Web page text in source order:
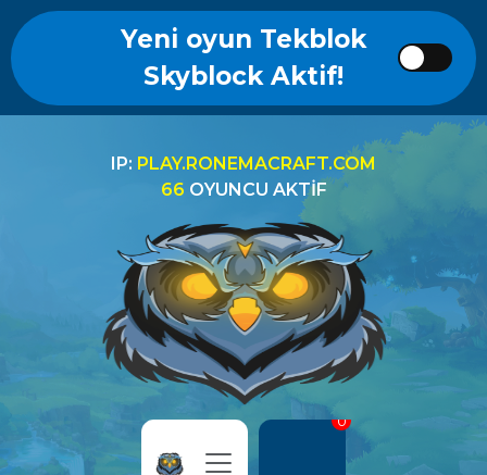
Yeni oyun Tekblok
Skyblock Aktif!
IP: PLAY.RONEMACRAFT.COM
66 OYUNCU AKTIF
0